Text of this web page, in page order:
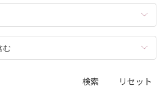
検索 リセット